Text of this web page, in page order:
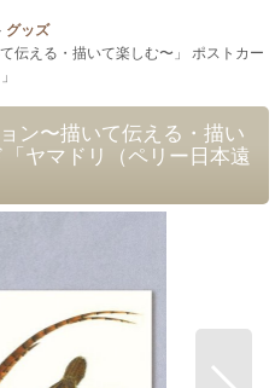
グッズ
伝える・描いて楽しむ〜」 ポストカー
ン〜描いて伝える・描い
ヤマドリ（ペリー日本遠